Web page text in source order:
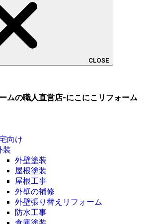
CLOSE
ムの職人直営店-にこにこリフォーム
向け
装
外壁塗装
屋根塗装
屋根工事
外壁の補修
外壁張り替えリフォーム
防水工事